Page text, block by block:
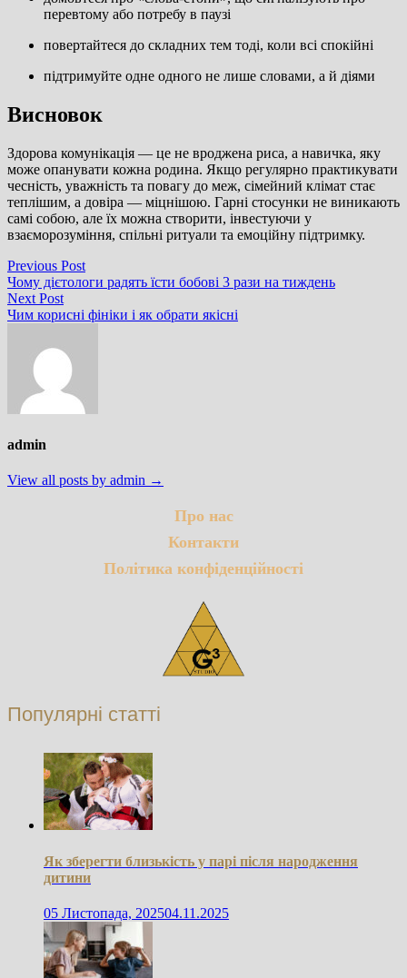
перевтому або потребу в паузі
повертайтеся до складних тем тоді, коли всі спокійні
підтримуйте одне одного не лише словами, а й діями
Висновок
Здорова комунікація — це не вроджена риса, а навичка, яку
може опанувати кожна родина. Якщо регулярно практикувати
чесність, уважність та повагу до меж, сімейний клімат стає
теплішим, а довіра — міцнішою. Гарні стосунки не виникають
самі собою, але їх можна створити, інвестуючи у
взаєморозуміння, спільні ритуали та емоційну підтримку.
Навігація
записів
Previous PostPrevious
post:
Чому дієтологи радять їсти бобові 3 рази на тиждень
Next PostNext
post:
Чим корисні фініки і як обрати якісні
admin
View all posts by admin →
Про нас
Контакти
Політика конфіденційності
Популярні статті
Як зберегти близькість у парі після народження
дитини
05 Листопада, 202504.11.2025